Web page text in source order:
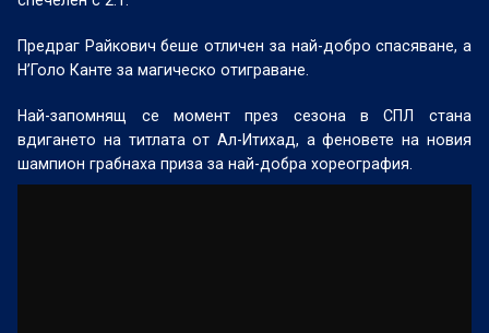
Предраг Райкович беше отличен за най-добро спасяване, а
Н’Голо Канте за магическо отиграване.
Най-запомнящ се момент през сезона в СПЛ стана
вдигането на титлата от Ал-Итихад, а феновете на новия
шампион грабнаха приза за най-добра хореография.